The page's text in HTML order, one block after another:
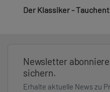
Der Klassiker -
Newsletter
sichern.
Erhalte aktuelle News zu